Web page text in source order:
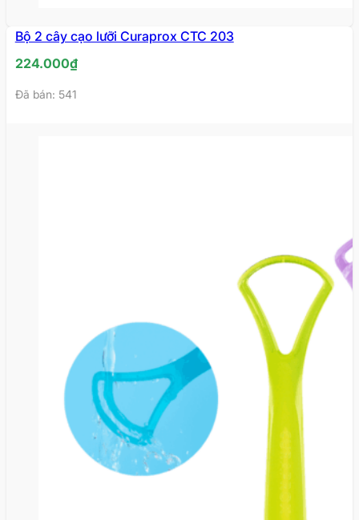
Bộ 2 cây cạo lưỡi Curaprox CTC 203
224.000₫
Đã bán: 541